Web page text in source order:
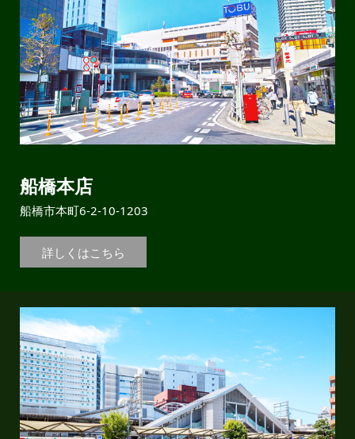
船橋本店
船橋市本町6-2-10-1203
詳しくはこちら